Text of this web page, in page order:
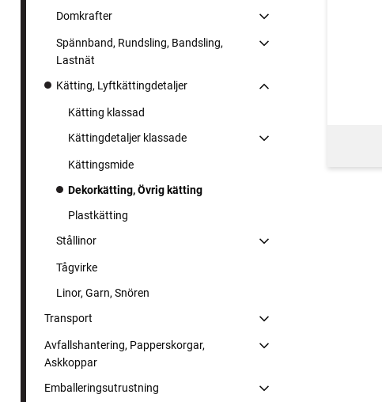
Domkrafter
Spännband, Rundsling, Bandsling,
Lastnät
Kätting, Lyftkättingdetaljer
Kätting klassad
Kättingdetaljer klassade
Kättingsmide
Dekorkätting, Övrig kätting
Plastkätting
Stållinor
Tågvirke
Linor, Garn, Snören
Transport
Avfallshantering, Papperskorgar,
Askkoppar
Emballeringsutrustning